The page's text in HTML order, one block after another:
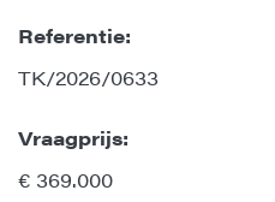
Referentie:
TK/2026/0633
Vraagprijs:
€ 369.000